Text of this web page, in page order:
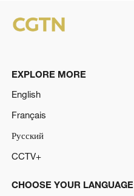
EXPLORE MORE
English
Français
Русский
CCTV+
CHOOSE YOUR LANGUAGE